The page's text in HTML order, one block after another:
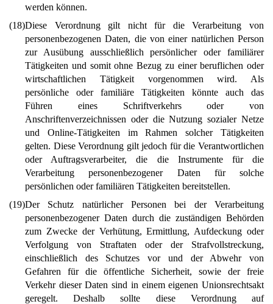
werden können.
(18)Diese Verordnung gilt nicht für die Verarbeitung von
personenbezogenen Daten, die von einer natürlichen Person
zur Ausübung ausschließlich persönlicher oder familiärer
Tätigkeiten und somit ohne Bezug zu einer beruflichen oder
wirtschaftlichen Tätigkeit vorgenommen wird. Als
persönliche oder familiäre Tätigkeiten könnte auch das
Führen eines Schriftverkehrs oder von
Anschriftenverzeichnissen oder die Nutzung sozialer Netze
und Online-Tätigkeiten im Rahmen solcher Tätigkeiten
gelten. Diese Verordnung gilt jedoch für die Verantwortlichen
oder Auftragsverarbeiter, die die Instrumente für die
Verarbeitung personenbezogener Daten für solche
persönlichen oder familiären Tätigkeiten bereitstellen.
(19)Der Schutz natürlicher Personen bei der Verarbeitung
personenbezogener Daten durch die zuständigen Behörden
zum Zwecke der Verhütung, Ermittlung, Aufdeckung oder
Verfolgung von Straftaten oder der Strafvollstreckung,
einschließlich des Schutzes vor und der Abwehr von
Gefahren für die öffentliche Sicherheit, sowie der freie
Verkehr dieser Daten sind in einem eigenen Unionsrechtsakt
geregelt. Deshalb sollte diese Verordnung auf